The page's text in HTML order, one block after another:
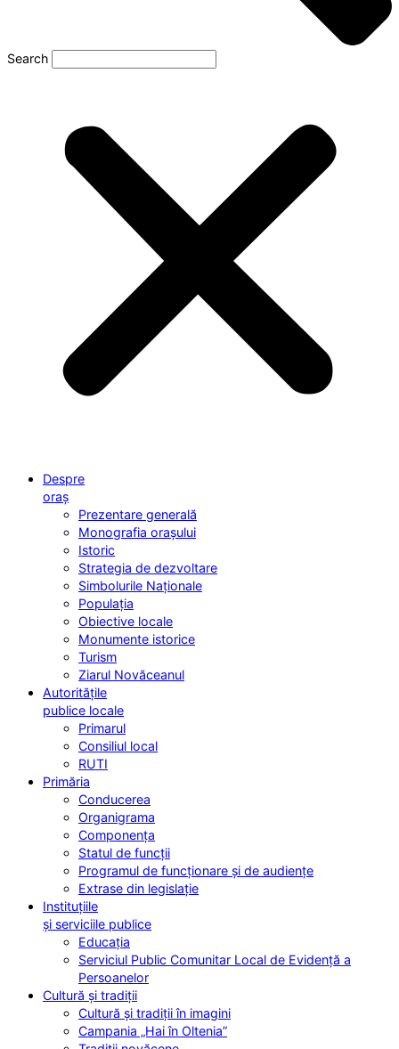
Search
Despre
oraș
Prezentare generală
Monografia orașului
Istoric
Strategia de dezvoltare
Simbolurile Naționale
Populația
Obiective locale
Monumente istorice
Turism
Ziarul Novăceanul
Autoritățile
publice locale
Primarul
Consiliul local
RUTI
Primăria
Conducerea
Organigrama
Componența
Statul de funcții
Programul de funcționare și de audiențe
Extrase din legislație
Instituțiile
și serviciile publice
Educația
Serviciul Public Comunitar Local de Evidență a
Persoanelor
Cultură și tradiții
Cultură și tradiții în imagini
Campania „Hai în Oltenia”